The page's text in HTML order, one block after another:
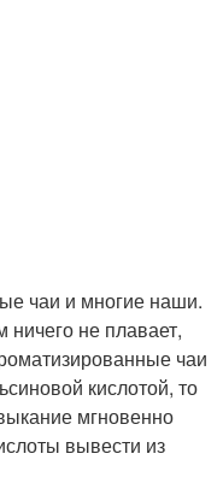
чаи и многие наши.
ничего не плавает,
чаи
кислотой, то
мгновенно
вывести из